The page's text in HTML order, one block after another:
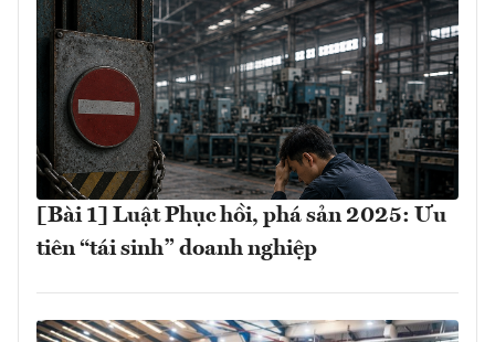
[Bài 1] Luật Phục hồi, phá sản 2025: Ưu
tiên “tái sinh” doanh nghiệp